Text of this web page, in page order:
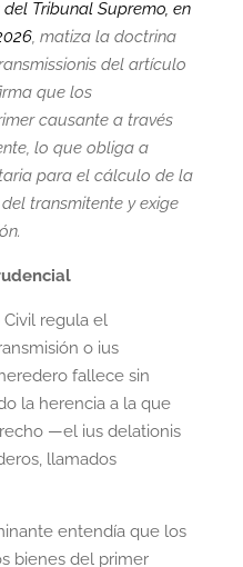
Tribunal Supremo, en
, matiza la doctrina
del artículo
que los
causante a través
lo que obliga a
para el cálculo de la
transmitente y exige
regula el
o ius
fallece sin
la herencia a la que
—el ius delationis
llamados
entendía que los
bienes del primer